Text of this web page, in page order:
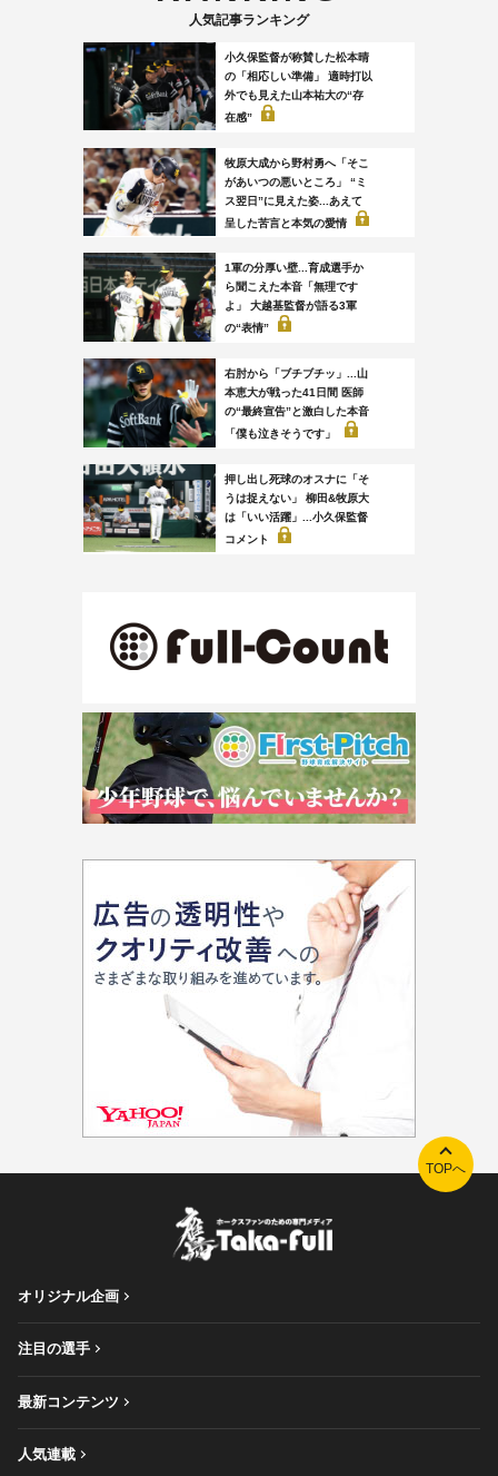
人気記事ランキング
小久保監督が称賛した松本晴
の「相応しい準備」 適時打以
外でも見えた山本祐大の“存
在感”
牧原大成から野村勇へ「そこ
があいつの悪いところ」 “ミ
ス翌日”に見えた姿...あえて
呈した苦言と本気の愛情
1軍の分厚い壁...育成選手か
ら聞こえた本音「無理です
よ」 大越基監督が語る3軍
の“表情”
右肘から「ブチブチッ」...山
本恵大が戦った41日間 医師
の“最終宣告”と激白した本音
「僕も泣きそうです」
押し出し死球のオスナに「そ
うは捉えない」 柳田&牧原大
は「いい活躍」...小久保監督
コメント
TOPへ
オリジナル企画
注目の選手
最新コンテンツ
人気連載